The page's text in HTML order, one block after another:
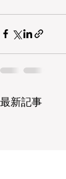
最新記事